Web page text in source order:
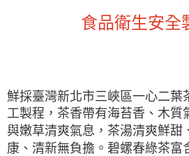
食品衛生安全
鮮採臺灣新北市三峽區一心二葉
工製程，茶香帶有海苔香、木質
與嫩草清爽氣息，茶湯清爽鮮甜
康、清新無負擔。 碧螺春綠茶富